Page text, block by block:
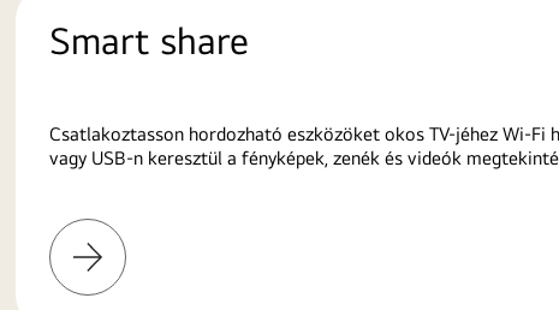
Smart share
Csatlakoztasson hordozható eszközöket okos TV-jéhez Wi-Fi
vagy USB-n keresztül a fényképek, zenék és videók
További
információk